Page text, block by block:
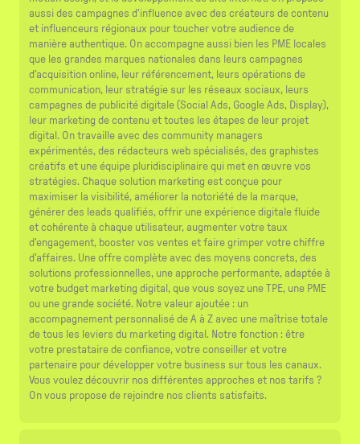
aussi des campagnes d'influence avec des créateurs de contenu
et influenceurs régionaux pour toucher votre audience de
manière authentique. On accompagne aussi bien les PME locales
que les grandes marques nationales dans leurs campagnes
d'acquisition online, leur référencement, leurs opérations de
communication, leur stratégie sur les réseaux sociaux, leurs
campagnes de publicité digitale (Social Ads, Google Ads, Display),
leur marketing de contenu et toutes les étapes de leur projet
digital. On travaille avec des community managers
expérimentés, des rédacteurs web spécialisés, des graphistes
créatifs et une équipe pluridisciplinaire qui met en œuvre vos
stratégies. Chaque solution marketing est conçue pour
maximiser la visibilité, améliorer la notoriété de la marque,
générer des leads qualifiés, offrir une expérience digitale fluide
et cohérente à chaque utilisateur, augmenter votre taux
d'engagement, booster vos ventes et faire grimper votre chiffre
d'affaires. Une offre complète avec des moyens concrets, des
solutions professionnelles, une approche performante, adaptée à
votre budget marketing digital, que vous soyez une TPE, une PME
ou une grande société. Notre valeur ajoutée : un
accompagnement personnalisé de A à Z avec une maîtrise totale
de tous les leviers du marketing digital. Notre fonction : être
votre prestataire de confiance, votre conseiller et votre
partenaire pour développer votre business sur tous les canaux.
Vous voulez découvrir nos différentes approches et nos tarifs ?
On vous propose de rejoindre nos clients satisfaits.